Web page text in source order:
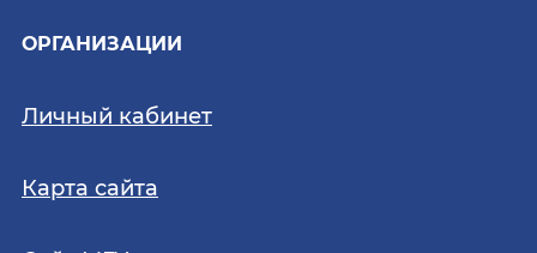
ОРГАНИЗАЦИИ
Личный кабинет
Карта сайта